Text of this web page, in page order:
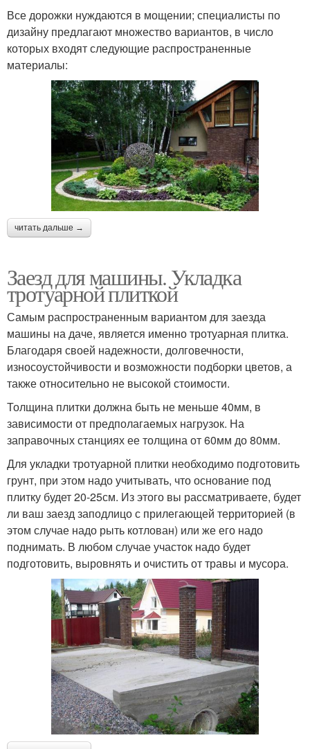
Все дорожки нуждаются в мощении; специалисты по
дизайну предлагают множество вариантов, в число
которых входят следующие распространенные
материалы:
читать дальше →
Заезд для машины. Укладка
тротуарной плиткой
Самым распространенным вариантом для заезда
машины на даче, является именно тротуарная плитка.
Благодаря своей надежности, долговечности,
износоустойчивости и возможности подборки цветов, а
также относительно не высокой стоимости.
Толщина плитки должна быть не меньше 40мм, в
зависимости от предполагаемых нагрузок. На
заправочных станциях ее толщина от 60мм до 80мм.
Для укладки тротуарной плитки необходимо подготовить
грунт, при этом надо учитывать, что основание под
плитку будет 20-25см. Из этого вы рассматриваете, будет
ли ваш заезд заподлицо с прилегающей территорией (в
этом случае надо рыть котлован) или же его надо
поднимать. В любом случае участок надо будет
подготовить, выровнять и очистить от травы и мусора.